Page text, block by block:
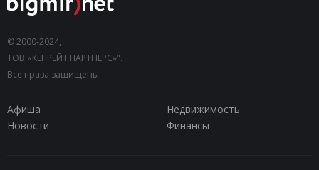
© 2000-2024,
ТОВ «КЕПРЕЙТ ПАРТНЕРС»".
Все права защищены.
Афиша
Недвижимость
Новости
Финансы